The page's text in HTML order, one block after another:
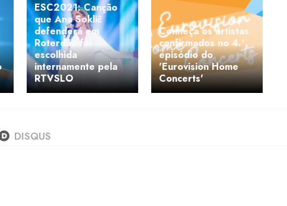
ESC2021: Canção
que Ana Soklič
defenderá em
Roterdão foi
escolhida
internamente pela
RTVSLO
Conheça os artistas
confirmados no 4.º
episódio do
'Eurovision Home
Concerts'